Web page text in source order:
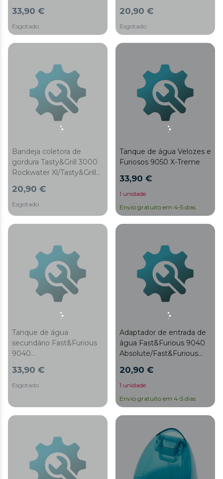
33,90 €
Esgotado
20,90 €
Esgotado
Bandeja coletora de
gordura Tasty&Grill 3000
Rockwater Xl/Tasty&Grill
20,90 €
Esgotado
Tanque de água Velozes e
Furiosos 9050 X-Treme
33,90 €
1 unidade
Envio gratuito em 4-5 dias
Tanque de água
secundário Fast&Furious
9040
9050 X-Treme
33,90 €
Esgotado
Adaptador de entrada de
água Fast&Furious 9040
Absolute/Fast&Furious
20,90 €
1 unidade
Envio gratuito em 4-5 dias